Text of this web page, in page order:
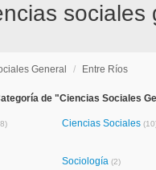
General / Entre Ríos
de "Ciencias Sociales
Ciencias Sociales
Sociología (2)